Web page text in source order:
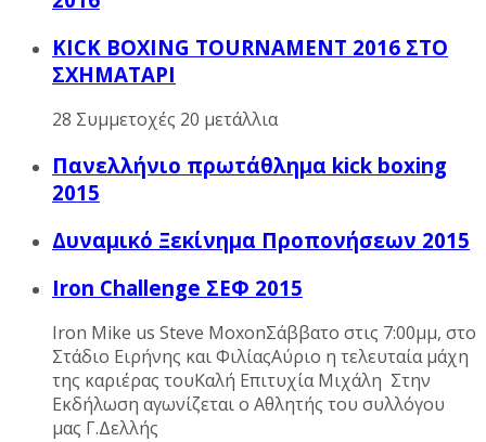
KICK BOXING TOURNAMENT 2016 ΣΤΟ
ΣΧΗΜΑΤΑΡΙ
28 Συμμετοχές 20 μετάλλια
Πανελλήνιο πρωτάθλημα kick boxing
2015
Δυναμικό Ξεκίνημα Προπονήσεων 2015
Iron Challenge ΣΕΦ 2015
Iron Mike us Steve MoxonΣάββατο στις 7:00μμ, στο
Στάδιο Ειρήνης και ΦιλίαςΑύριο η τελευταία μάχη
της καριέρας τουΚαλή Επιτυχία Μιχάλη Στην
Εκδήλωση αγωνίζεται ο Αθλητής του συλλόγου
μας Γ.Δελλής